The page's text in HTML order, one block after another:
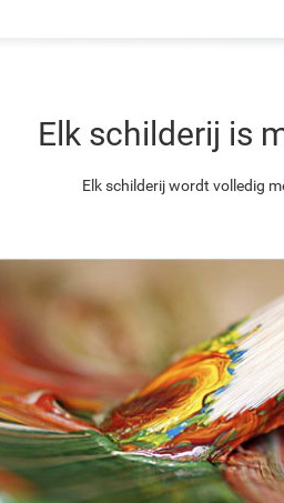
Elk schilderij is
Elk schilderij wordt volledig